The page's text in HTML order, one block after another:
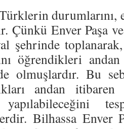
Çünkü Enver Paşa
şehrinde toplanarak,
öğrendikleri
olmuşlardır. Bu
andan itibaren
Bilhassa Enver